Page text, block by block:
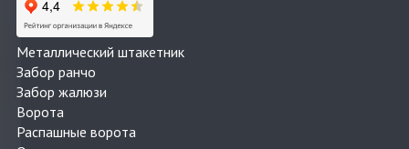
Металлический штакетник
Забор ранчо
Забор жалюзи
Ворота
Распашные ворота